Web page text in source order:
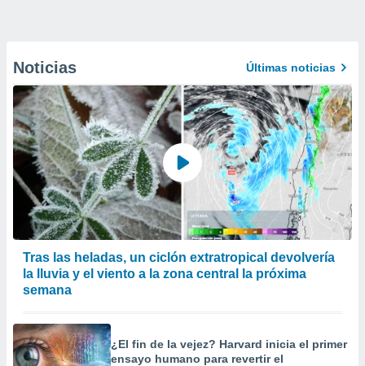
Noticias Últimas noticias
Tras las heladas, un ciclón extratropical devolvería
la lluvia y el viento a la zona central la próxima
semana
¿El fin de la vejez? Harvard inicia el primer
ensayo humano para revertir el